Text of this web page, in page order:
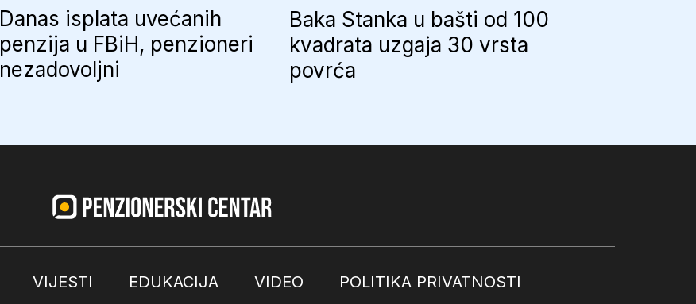
Danas isplata uvećanih
penzija u FBiH, penzioneri
nezadovoljni
Baka Stanka u bašti od 100
kvadrata uzgaja 30 vrsta
povrća
VIJESTI EDUKACIJA VIDEO POLITIKA PRIVATNOSTI